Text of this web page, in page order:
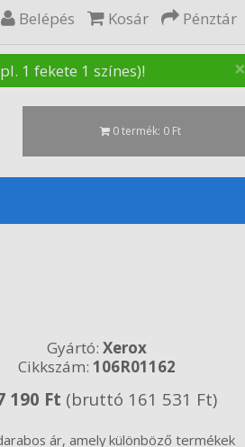
Belépés Kosár Pénztár
×
1 fekete 1 színes)!
0 termék: 0 Ft
Gyártó: Xerox
Cikkszám: 106R01162
190 Ft (bruttó 161 531 Ft)
ár, amely különböző termékek